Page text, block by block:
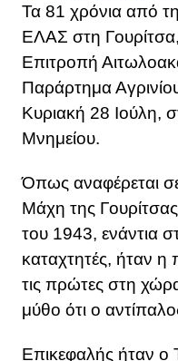
Τα 81 χρόνια από
ΕΛΑΣ στη
Επιτροπή
Παράρτημα
Κυριακή 28 Ιούλη,
Μνημείου.
Όπως αναφέρεται
Μάχη της
του 1943, ενάντια
καταχτητές, ήταν
τις πρώτες στη
μύθο ότι ο
Επικεφαλής ήταν